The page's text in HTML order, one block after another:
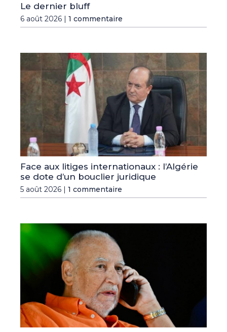
Le dernier bluff
6 août 2026 | 1 commentaire
Face aux litiges internationaux : l’Algérie
se dote d’un bouclier juridique
5 août 2026 | 1 commentaire